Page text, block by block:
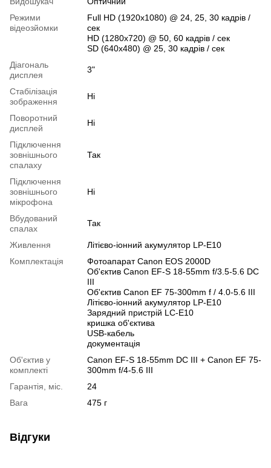
Режими
відеозйомки
Full HD (1920x1080) @ 24, 25, 30 кадрів /
сек
HD (1280x720) @ 50, 60 кадрів / сек
SD (640x480) @ 25, 30 кадрів / сек
Діагональ
дисплея
3"
Cтабілізація
зображення
Ні
Поворотний
дисплей
Ні
Підключення
зовнішнього
спалаху
Так
Підключення
зовнішнього
мікрофона
Ні
Вбудований
спалах
Так
Живлення
Літієво-іонний акумулятор LP-E10
Комплектація
Фотоапарат Canon EOS 2000D
Об'єктив Canon EF-S 18-55mm f/3.5-5.6 DC
III
Об'єктив Canon EF 75-300mm f / 4.0-5.6 III
Літієво-іонний акумулятор LP-E10
Зарядний пристрій LC-E10
кришка об'єктива
USB-кабель
документація
Об'єктив у
комплекті
Canon EF-S 18-55mm DC III + Canon EF 75-
300mm f/4-5.6 III
Гарантія, міс.
24
Вага
475 г
Відгуки